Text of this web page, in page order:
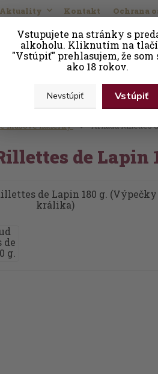
Vstupujete na stránky s
alkoholu. Kliknutím na
"Vstúpiť" prehlasujem, že som
ako 18 rokov.
Nevstúpiť Vstúpiť
Aktuality Kontakt Ochrana
Hľadať
mäsové nátierky Arnaud Rillettes
de